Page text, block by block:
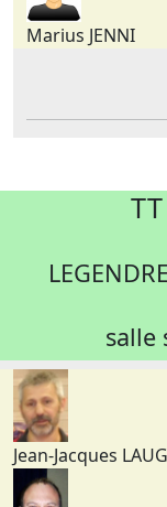
Marius JENNI
salle
Jean-Jacques